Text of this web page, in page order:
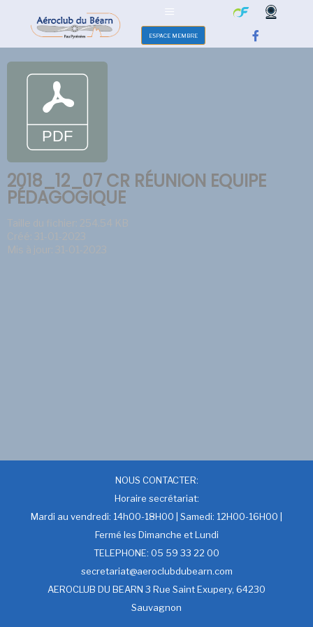
ESPACE MEMBRE
2018_12_07 CR RÉUNION EQUIPE
PÉDAGOGIQUE
Taille du fichier: 254.54 KB
Créé: 31-01-2023
Mis à jour: 31-01-2023
NOUS CONTACTER:
Horaire secrétariat:
Mardi au vendredi: 14h00-18H00 | Samedi: 12H00-16H00 |
Fermé les Dimanche et Lundi
TELEPHONE: 05 59 33 22 00
secretariat@aeroclubdubearn.com
AEROCLUB DU BEARN 3 Rue Saint Exupery, 64230
Sauvagnon